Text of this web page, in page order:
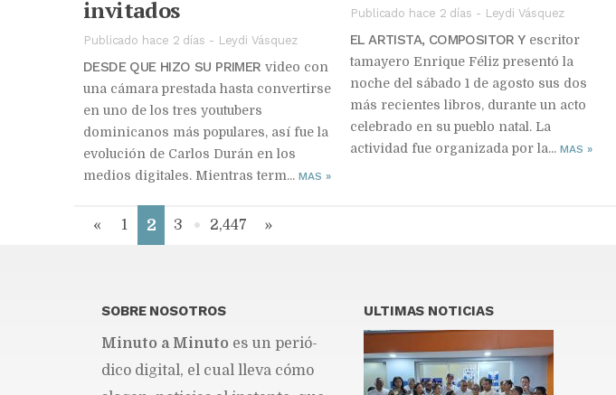
invitados
Publicado hace 2 días - Leydi Vásquez
DESDE QUE HIZO SU PRIMER video con
una cámara prestada hasta convertirse
en uno de los tres youtubers
dominicanos más populares, así fue la
evolución de Carlos Durán en los
medios digitales. Mientras term... MAS »
Publicado hace 2 días - Leydi Vásquez
EL ARTISTA, COMPOSITOR Yescritor
tamayero Enrique Féliz presentó la
noche del sábado 1 de agosto sus dos
más recientes libros, durante un acto
celebrado en su pueblo natal. La
actividad fue organizada por la... MAS »
« 1 2 3 2,447 »
SOBRE NOSOTROS
Mi­nu­to a Mi­nu­to es un pe­rió­
di­co di­gi­tal, el cual lle­va cómo
ULTIMAS NOTICIAS